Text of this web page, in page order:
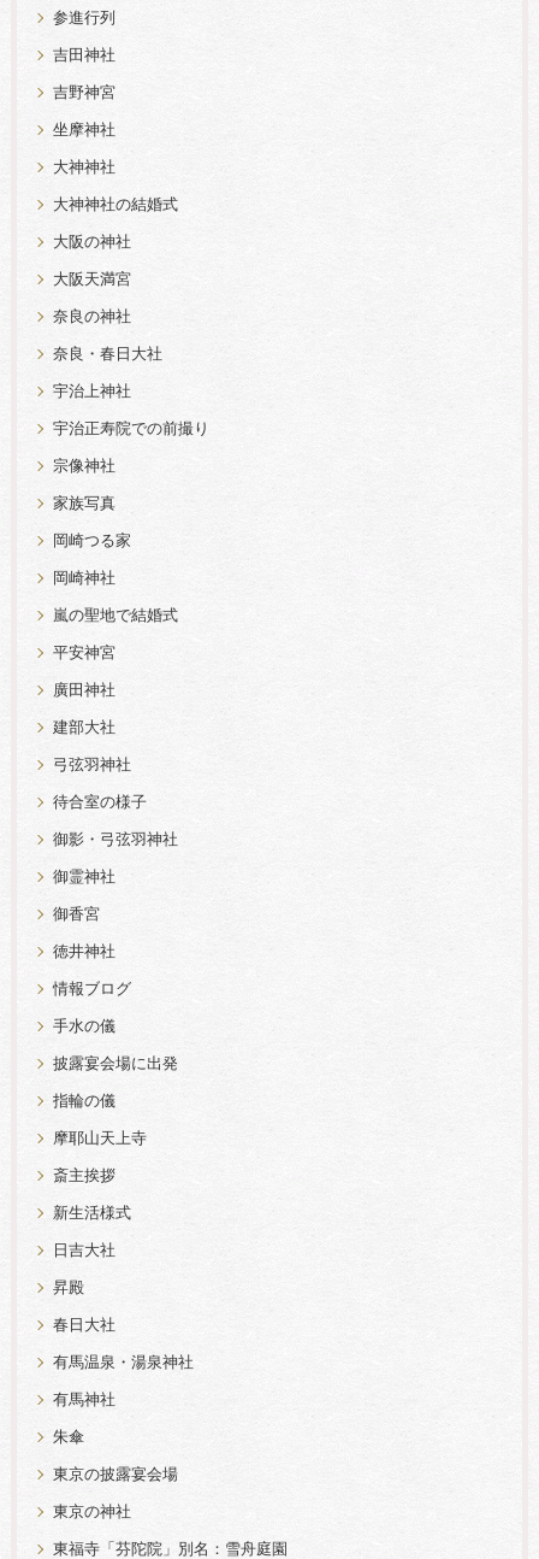
参進行列
吉田神社
吉野神宮
坐摩神社
大神神社
大神神社の結婚式
大阪の神社
大阪天満宮
奈良の神社
奈良・春日大社
宇治上神社
宇治正寿院での前撮り
宗像神社
家族写真
岡崎つる家
岡崎神社
嵐の聖地で結婚式
平安神宮
廣田神社
建部大社
弓弦羽神社
待合室の様子
御影・弓弦羽神社
御霊神社
御香宮
徳井神社
情報ブログ
手水の儀
披露宴会場に出発
指輪の儀
摩耶山天上寺
斎主挨拶
新生活様式
日吉大社
昇殿
春日大社
有馬温泉・湯泉神社
有馬神社
朱傘
東京の披露宴会場
東京の神社
東福寺「芬陀院」別名：雪舟庭園